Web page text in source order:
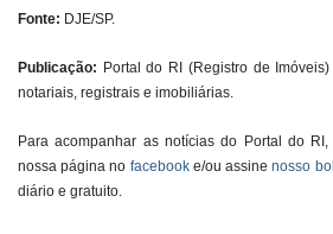
Fonte: DJE/SP.
Publicação: Portal do RI (Registro de
notariais, registrais e imobiliárias.
Para acompanhar as notícias do Portal do
nossa página no facebooke/ou assinenosso
diário e gratuito.